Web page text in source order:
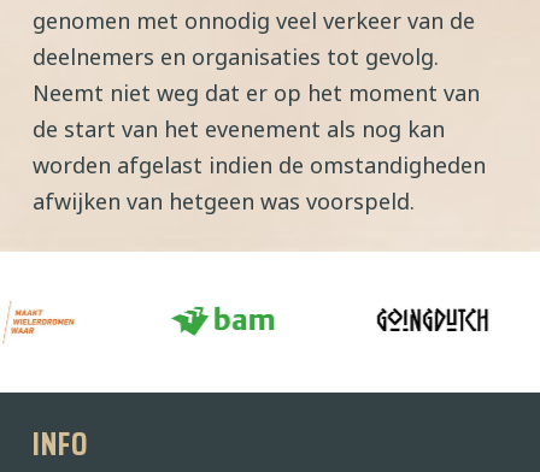
genomen met onnodig veel verkeer van de
deelnemers en organisaties tot gevolg.
Neemt niet weg dat er op het moment van
de start van het evenement als nog kan
worden afgelast indien de omstandigheden
afwijken van hetgeen was voorspeld.
INFO